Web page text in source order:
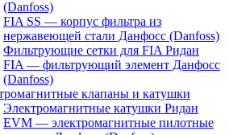
(Danfoss)
FIA SS — корпус фильтра из
нержавеющей стали Данфосс (Danfoss)
Фильтрующие сетки для FIA Ридан
FIA — фильтрующий элемент Данфосс
(Danfoss)
клапаны и катушки
Электромагнитные катушки Ридан
EVM — электромагнитные пилотные